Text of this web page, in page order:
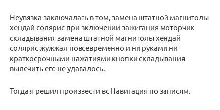
Неувязка заключалась в том, замена штатной магнитолы
хендай солярис при включении зажигания моторчик
складывания замена штатной магнитолы хендай
солярис жужжал повсевременно и ни руками ни
краткосрочными нажатиями кнопки складывания
вылечить его не удавалось.
Тогда я решил произвести вс Навигация по записям.